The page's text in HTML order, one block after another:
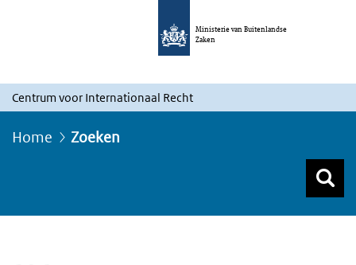
Ministerie van Buitenlandse
Zaken
Centrum voor Internationaal Recht
Home Zoeken